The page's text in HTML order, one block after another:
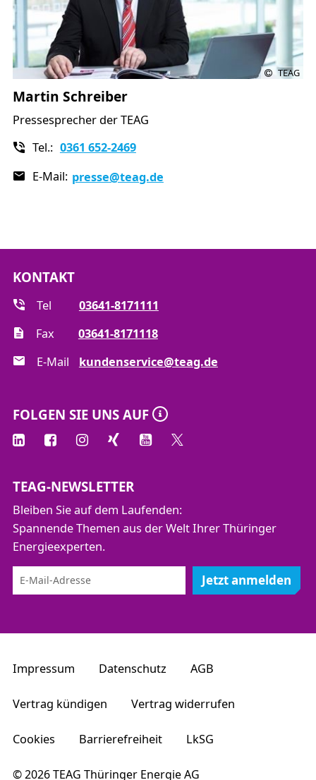
TEAG
Martin Schreiber
Pressesprecher der TEAG
Tel.: 0361 652-2469
E-Mail: presse@teag.de
KONTAKT
Tel
03641-8171111
Fax
03641-8171118
E-Mail
kundenservice@teag.de
FOLGEN SIE UNS AUF
TEAG-NEWSLETTER
Bleiben Sie auf dem Laufenden:
Spannende Themen aus der Welt Ihrer Thüringer
Energieexperten.
Jetzt anmelden
Impressum Datenschutz AGB
Vertrag kündigen Vertrag widerrufen
Cookies Barrierefreiheit LkSG
© 2026 TEAG Thüringer Energie AG